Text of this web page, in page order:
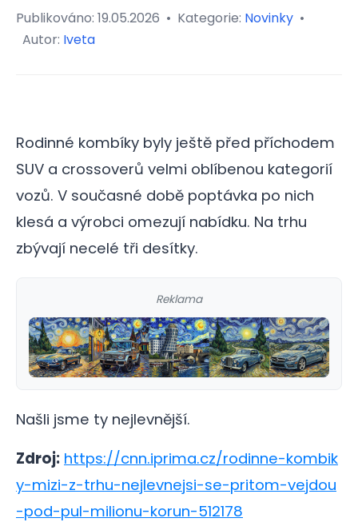
Publikováno: 19.05.2026 • Kategorie: Novinky •
Autor: Iveta
Rodinné kombíky byly ještě před příchodem
SUV a crossoverů velmi oblíbenou kategorií
vozů. V současné době poptávka po nich
klesá a výrobci omezují nabídku. Na trhu
zbývají necelé tři desítky.
Reklama
Našli jsme ty nejlevnější.
Zdroj: https://cnn.iprima.cz/rodinne-kombik
y-mizi-z-trhu-nejlevnejsi-se-pritom-vejdou
-pod-pul-milionu-korun-512178